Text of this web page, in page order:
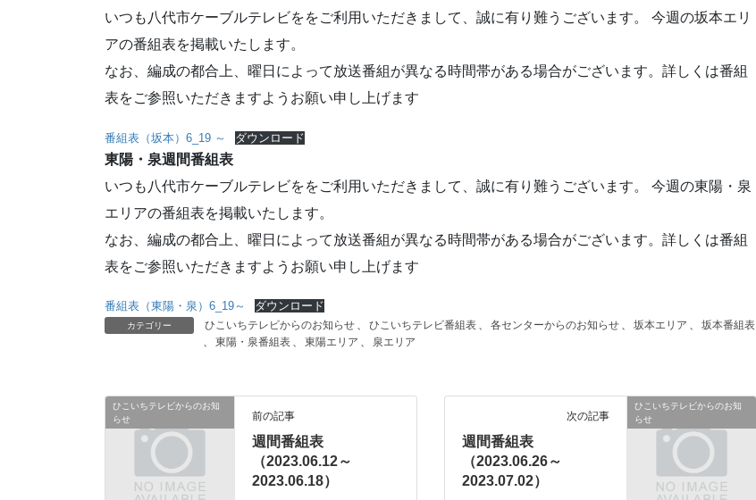
いつも八代市ケーブルテレビををご利用いただきまして、誠に有り難うございます。 今週の坂本エリ
アの番組表を掲載いたします。
なお、編成の都合上、曜日によって放送番組が異なる時間帯がある場合がございます。詳しくは番組
表をご参照いただきますようお願い申し上げます
番組表（坂本）6_19 ～ ダウンロード
東陽・泉週間番組表
いつも八代市ケーブルテレビををご利用いただきまして、誠に有り難うございます。 今週の東陽・泉
エリアの番組表を掲載いたします。
なお、編成の都合上、曜日によって放送番組が異なる時間帯がある場合がございます。詳しくは番組
表をご参照いただきますようお願い申し上げます
番組表（東陽・泉）6_19～ ダウンロード
カテゴリー ひこいちテレビからのお知らせ ひこいちテレビ番組表 各センターからのお知らせ 坂本エリア
坂本番組表
東陽・泉番組表 東陽エリア 泉エリア
ひこいちテレビからのお知
らせ
前の記事
週間番組表
（2023.06.12～
2023.06.18）
ひこいちテレビからのお知
らせ
次の記事
週間番組表
（2023.06.26～
2023.07.02）